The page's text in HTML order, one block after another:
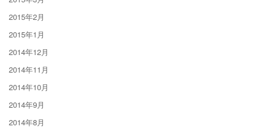
2015年2月
2015年1月
2014年12月
2014年11月
2014年10月
2014年9月
2014年8月